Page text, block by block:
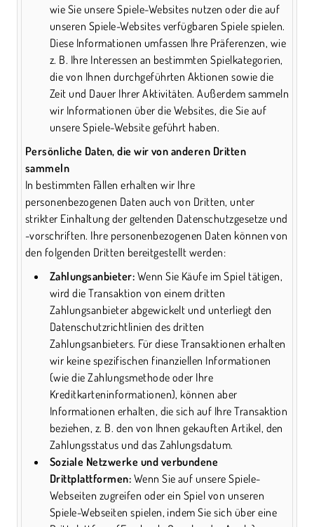
wie Sie unsere Spiele-Websites nutzen oder die auf
unseren Spiele-Websites verfügbaren Spiele spielen.
Diese Informationen umfassen Ihre Präferenzen, wie
z. B. Ihre Interessen an bestimmten Spielkategorien,
die von Ihnen durchgeführten Aktionen sowie die
Zeit und Dauer Ihrer Aktivitäten. Außerdem sammeln
wir Informationen über die Websites, die Sie auf
unsere Spiele-Website geführt haben.
Persönliche Daten, die wir von anderen Dritten
sammeln
In bestimmten Fällen erhalten wir Ihre
personenbezogenen Daten auch von Dritten, unter
strikter Einhaltung der geltenden Datenschutzgesetze und
-vorschriften. Ihre personenbezogenen Daten können von
den folgenden Dritten bereitgestellt werden:
Zahlungsanbieter: Wenn Sie Käufe im Spiel tätigen,
wird die Transaktion von einem dritten
Zahlungsanbieter abgewickelt und unterliegt den
Datenschutzrichtlinien des dritten
Zahlungsanbieters. Für diese Transaktionen erhalten
wir keine spezifischen finanziellen Informationen
(wie die Zahlungsmethode oder Ihre
Kreditkarteninformationen), können aber
Informationen erhalten, die sich auf Ihre Transaktion
beziehen, z. B. den von Ihnen gekauften Artikel, den
Zahlungsstatus und das Zahlungsdatum.
Soziale Netzwerke und verbundene
Drittplattformen: Wenn Sie auf unsere Spiele-
Webseiten zugreifen oder ein Spiel von unseren
Spiele-Webseiten spielen, indem Sie sich über eine